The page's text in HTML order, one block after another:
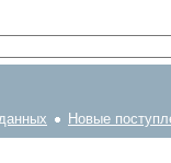
Новые